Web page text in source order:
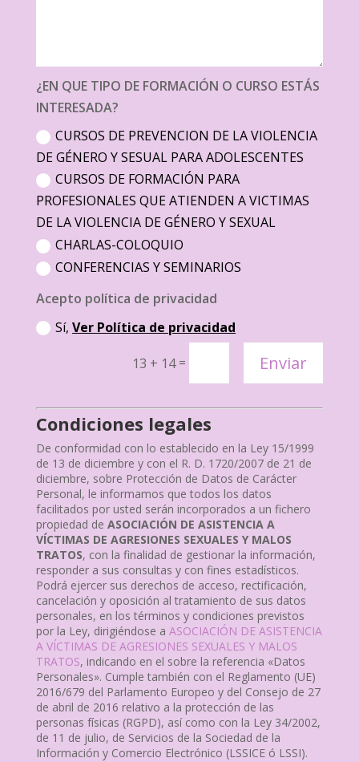
¿EN QUE TIPO DE FORMACIÓN O CURSO ESTÁS
INTERESADA?
CURSOS DE PREVENCION DE LA VIOLENCIA
DE GÉNERO Y SESUAL PARA ADOLESCENTES
CURSOS DE FORMACIÓN PARA
PROFESIONALES QUE ATIENDEN A VICTIMAS
DE LA VIOLENCIA DE GÉNERO Y SEXUAL
CHARLAS-COLOQUIO
CONFERENCIAS Y SEMINARIOS
Acepto política de privacidad
Sí,Ver Política de privacidad
13 + 14= Enviar
Condiciones legales
De conformidad con lo establecido en la Ley 15/1999
de 13 de diciembre y con el R. D. 1720/2007 de 21 de
diciembre, sobre Protección de Datos de Carácter
Personal, le informamos que todos los datos
facilitados por usted serán incorporados a un fichero
propiedad de ASOCIACIÓN DE ASISTENCIA A
VÍCTIMAS DE AGRESIONES SEXUALES Y MALOS
TRATOS, con la finalidad de gestionar la información,
responder a sus consultas y con fines estadísticos.
Podrá ejercer sus derechos de acceso, rectificación,
cancelación y oposición al tratamiento de sus datos
personales, en los términos y condiciones previstos
por la Ley, dirigiéndose a ASOCIACIÓN DE ASISTENCIA
A VÍCTIMAS DE AGRESIONES SEXUALES Y MALOS
TRATOS, indicando en el sobre la referencia «Datos
Personales». Cumple también con el Reglamento (UE)
2016/679 del Parlamento Europeo y del Consejo de 27
de abril de 2016 relativo a la protección de las
personas físicas (RGPD), así como con la Ley 34/2002,
de 11 de julio, de Servicios de la Sociedad de la
Información y Comercio Electrónico (LSSICE ó LSSI).